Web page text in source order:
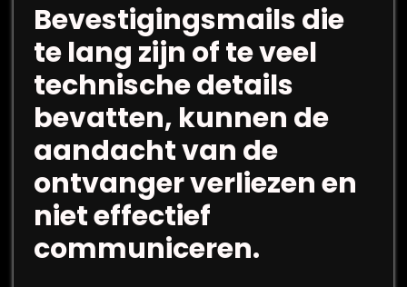
Bevestigingsmails die
te lang zijn of te veel
technische details
bevatten, kunnen de
aandacht van de
ontvanger verliezen en
niet effectief
communiceren.